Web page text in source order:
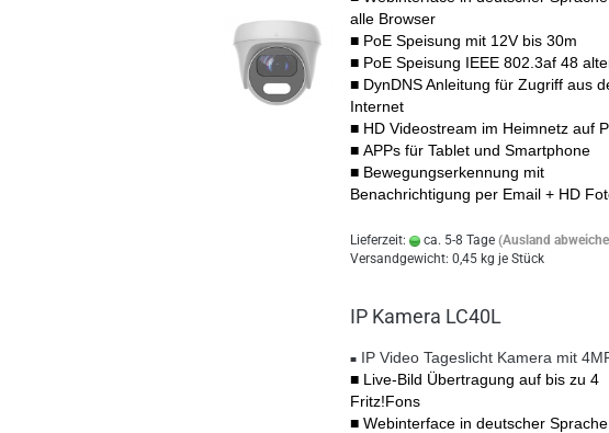
alle Browser
■ PoE Speisung mit 12V bis 30m
■ PoE Speisung IEEE 802.3af 48
■ DynDNS Anleitung für Zugriff aus
Internet
■ HD Videostream im Heimnetz auf
■ APPs für Tablet und Smartphone
■ Bewegungserkennung mit
Benachrichtigung per Email + HD
Lieferzeit: ca. 5-8 Tage (Ausland
Versandgewicht: 0,45 kg je Stück
IP Kamera LC40L
■ IP Video Tageslicht Kamera mit
■ Live-Bild Übertragung auf bis zu 4
Fritz!Fons
■ Webinterface in deutscher Sprache